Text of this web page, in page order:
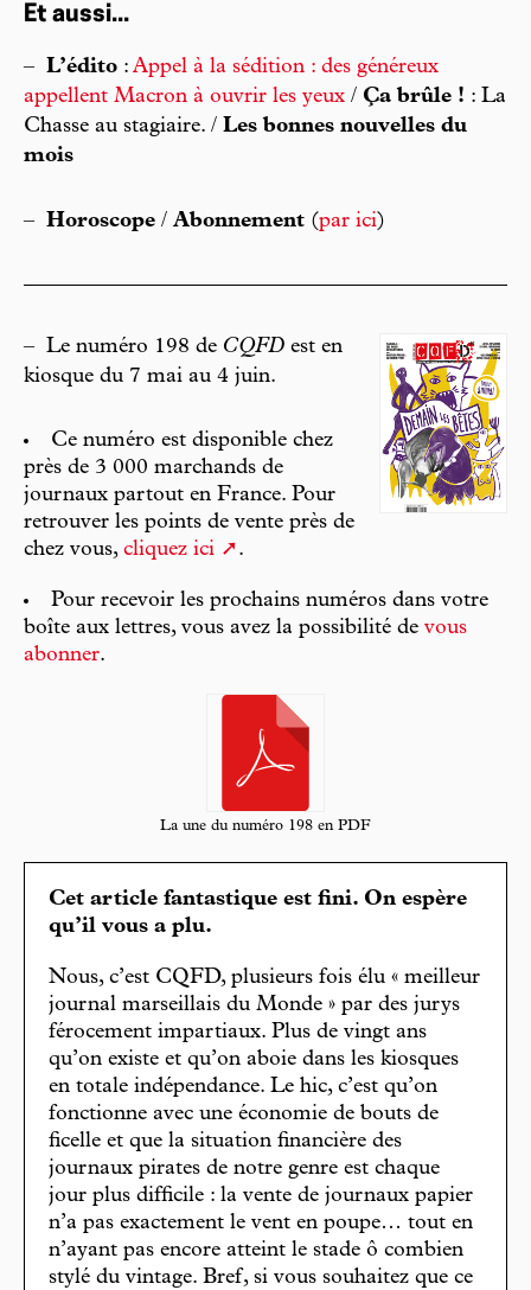
Et aussi...
– L’édito : Appel à la sédition : des généreux
appellent Macron à ouvrir les yeux / Ça brûle ! : La
Chasse au stagiaire. / Les bonnes nouvelles du
mois
– Horoscope / Abonnement (par ici)
– Le numéro 198 de CQFD est en
kiosque du 7 mai au 4 juin.
Ce numéro est disponible chez
près de 3 000 marchands de
journaux partout en France. Pour
retrouver les points de vente près de
chez vous, cliquez ici .
Pour recevoir les prochains numéros dans votre
boîte aux lettres, vous avez la possibilité de vous
abonner.
La une du numéro 198 en PDF
Cet article fantastique est fini. On espère
qu’il vous a plu.
Nous, c’est CQFD, plusieurs fois élu « meilleur
journal marseillais du Monde » par des jurys
férocement impartiaux. Plus de vingt ans
qu’on existe et qu’on aboie dans les kiosques
en totale indépendance. Le hic, c’est qu’on
fonctionne avec une économie de bouts de
ficelle et que la situation financière des
journaux pirates de notre genre est chaque
jour plus difficile : la vente de journaux papier
n’a pas exactement le vent en poupe… tout en
n’ayant pas encore atteint le stade ô combien
stylé du vintage. Bref, si vous souhaitez que ce